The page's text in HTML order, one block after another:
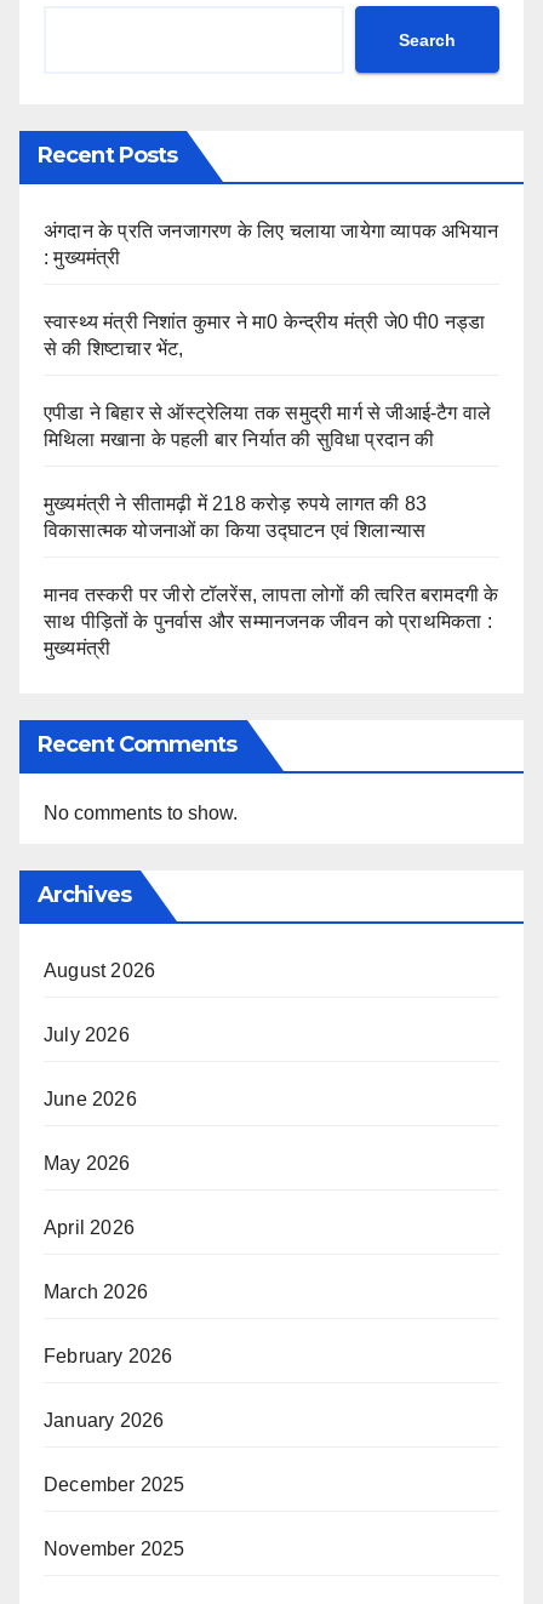
Search
Recent Posts
अंगदान के प्रति जनजागरण के लिए चलाया जायेगा व्यापक अभियान
: मुख्यमंत्री
स्वास्थ्य मंत्री निशांत कुमार ने मा0 केन्द्रीय मंत्री जे0 पी0 नड्डा
से की शिष्टाचार भेंट,
एपीडा ने बिहार से ऑस्ट्रेलिया तक समुद्री मार्ग से जीआई-टैग वाले
मिथिला मखाना के पहली बार निर्यात की सुविधा प्रदान की
मुख्यमंत्री ने सीतामढ़ी में 218 करोड़ रुपये लागत की 83
विकासात्मक योजनाओं का किया उद्घाटन एवं शिलान्यास
मानव तस्करी पर जीरो टॉलरेंस, लापता लोगों की त्वरित बरामदगी के
साथ पीड़ितों के पुनर्वास और सम्मानजनक जीवन को प्राथमिकता :
मुख्यमंत्री
Recent Comments
No comments to show.
Archives
August 2026
July 2026
June 2026
May 2026
April 2026
March 2026
February 2026
January 2026
December 2025
November 2025